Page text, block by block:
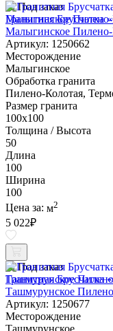
Под заказ
Гранитная Брусчатка
Малыгинское Пилено-
Артикул: 1250662
Месторождение
Малыгинское
Обработка гранита
Пилено-Колотая,
Размер гранита
100х100
Толщина / Высота
50
Длина
100
Ширина
100
Цена за: м2
5 022₽
Под заказ
Гранитная Брусчатка
Ташмурунское
Артикул: 1250677
Месторождение
Ташмурунское